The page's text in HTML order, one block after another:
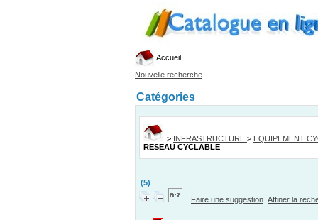
Accueil
Nouvelle recherche
Catégories
> INFRASTRUCTURE > EQUIPEMENT
RESEAU CYCLABLE
(5)
Faire une suggestion Affiner la